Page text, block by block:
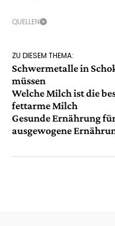
QUELLEN
ZU DIESEM THEMA:
Schwermetalle in
müssen
Welche Milch ist die
fettarme Milch
Gesunde Ernährung
ausgewogene